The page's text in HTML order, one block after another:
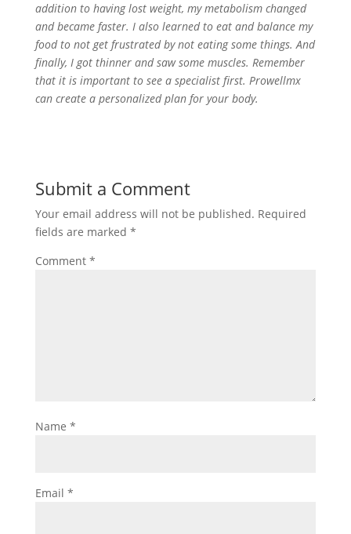
addition to having lost weight, my metabolism changed
and became faster. I also learned to eat and balance my
food to not get frustrated by not eating some things. And
finally, I got thinner and saw some muscles. Remember
that it is important to see a specialist first. Prowellmx
can create a personalized plan for your body.
Submit a Comment
Your email address will not be published. Required
fields are marked *
Comment *
Name *
Email *